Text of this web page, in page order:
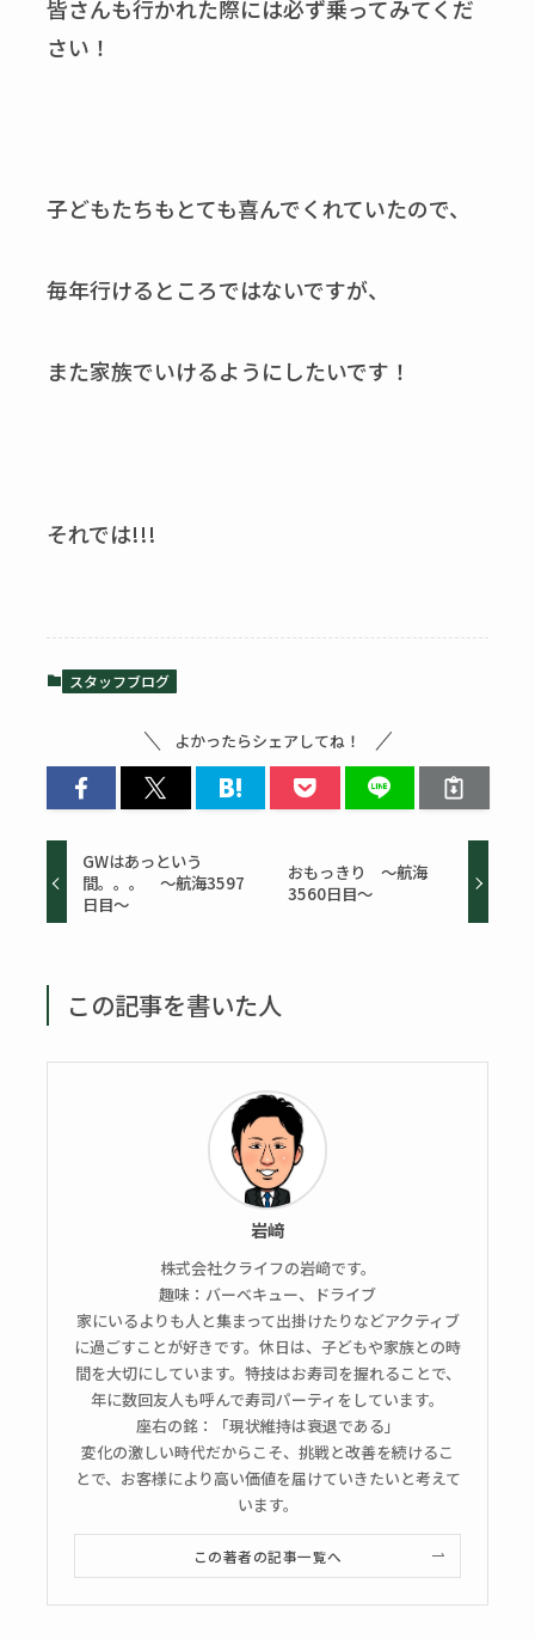
皆さんも行かれた際には必ず乗ってみてくだ
さい！
子どもたちもとても喜んでくれていたので、
毎年行けるところではないですが、
また家族でいけるようにしたいです！
それでは!!!
スタッフブログ
よかったらシェアしてね！
GWはあっという
間。。。 ～航海3597
日目～
おもっきり ～航海
3560日目～
この記事を書いた人
岩﨑
株式会社クライフの岩﨑です。
趣味：バーベキュー、ドライブ
家にいるよりも人と集まって出掛けたりなどアクティブ
に過ごすことが好きです。休日は、子どもや家族との時
間を大切にしています。特技はお寿司を握れることで、
年に数回友人も呼んで寿司パーティをしています。
座右の銘：「現状維持は衰退である」
変化の激しい時代だからこそ、挑戦と改善を続けるこ
とで、お客様により高い価値を届けていきたいと考えて
います。
この著者の記事一覧へ